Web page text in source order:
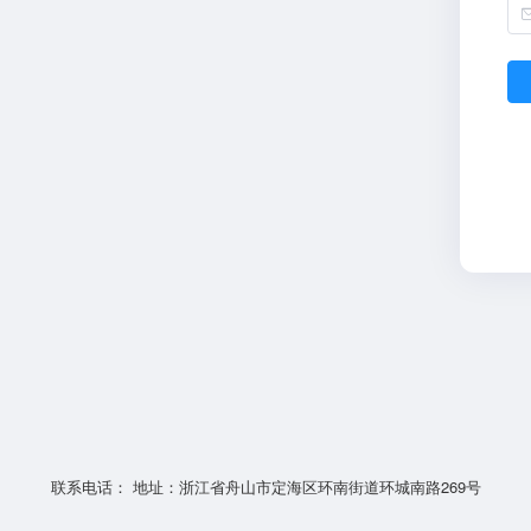
联系电话： 地址：浙江省舟山市定海区环南街道环城南路269号